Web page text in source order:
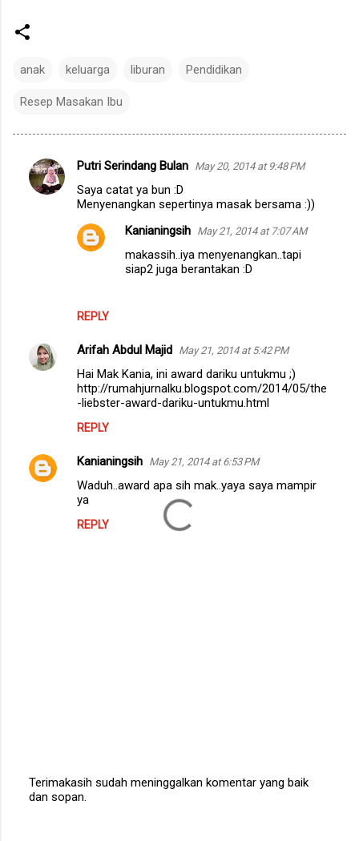
anak keluarga liburan Pendidikan
Resep Masakan Ibu
C
o
Putri Serindang Bulan May 20, 2014 at 9:48 PM
Saya catat ya bun :D
Menyenangkan sepertinya masak bersama :))
REPLY
Kanianingsih May 21, 2014 at 7:07 AM
makassih..iya menyenangkan..tapi
siap2 juga berantakan :D
Arifah Abdul Majid May 21, 2014 at 5:42 PM
Hai Mak Kania, ini award dariku untukmu ;)
http://rumahjurnalku.blogspot.com/2014/05/the
-liebster-award-dariku-untukmu.html
REPLY
Kanianingsih May 21, 2014 at 6:53 PM
Waduh..award apa sih mak..yaya saya mampir
ya
REPLY
P
Terimakasih sudah meninggalkan komentar yang baik
dan sopan.